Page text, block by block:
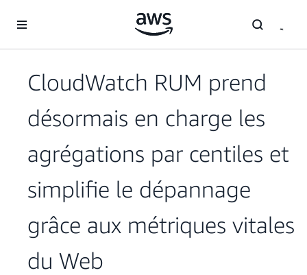
CloudWatch RUM prend
désormais en charge les
agrégations par centiles et
simplifie le dépannage
grâce aux métriques vitales
du Web